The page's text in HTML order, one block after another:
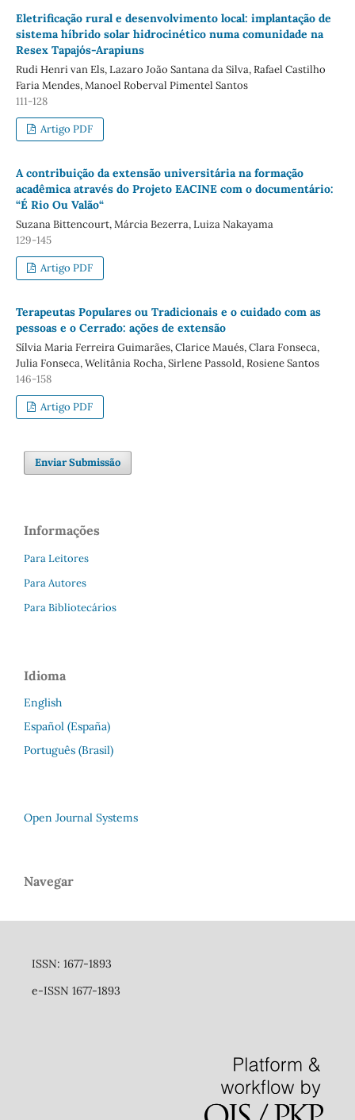
Eletrificação rural e desenvolvimento local: implantação de
sistema híbrido solar hidrocinético numa comunidade na
Resex Tapajós-Arapiuns
Rudi Henri van Els, Lazaro João Santana da Silva, Rafael Castilho
Faria Mendes, Manoel Roberval Pimentel Santos
111-128
Artigo PDF
A contribuição da extensão universitária na formação
acadêmica através do Projeto EACINE com o documentário:
“É Rio Ou Valão“
Suzana Bittencourt, Márcia Bezerra, Luiza Nakayama
129-145
Artigo PDF
Terapeutas Populares ou Tradicionais e o cuidado com as
pessoas e o Cerrado: ações de extensão
Sílvia Maria Ferreira Guimarães, Clarice Maués, Clara Fonseca,
Julia Fonseca, Welitânia Rocha, Sirlene Passold, Rosiene Santos
146-158
Artigo PDF
Enviar Submissão
Informações
Para Leitores
Para Autores
Para Bibliotecários
Idioma
English
Español (España)
Português (Brasil)
Open Journal Systems
Navegar
ISSN: 1677-1893
e-ISSN 1677-1893